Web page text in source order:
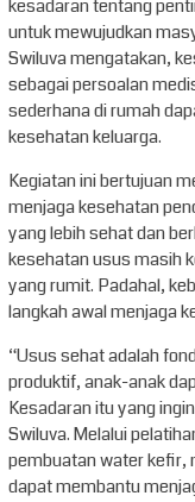
kesadaran tentang
untuk mewujudkan
Swiluva mengatakan,
sebagai persoalan
sederhana di rumah
kesehatan keluarga.
Kegiatan ini bertujuan
menjaga kesehatan
yang lebih sehat dan
kesehatan usus masih
yang rumit. Padahal,
langkah awal menjaga
“Usus sehat adalah
produktif, anak-anak
Kesadaran itu yang
Swiluva. Melalui
pembuatan water kefir,
dapat membantu